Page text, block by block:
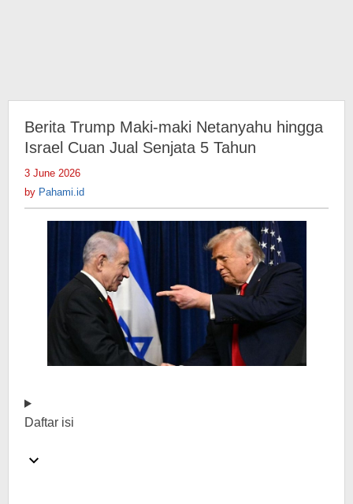
Berita Trump Maki-maki Netanyahu hingga
Israel Cuan Jual Senjata 5 Tahun
3 June 2026
by Pahami.id
Daftar isi